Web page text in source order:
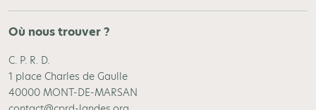
Où nous trouver ?
C. P. R. D.
1 place Charles de Gaulle
40000 MONT-DE-MARSAN